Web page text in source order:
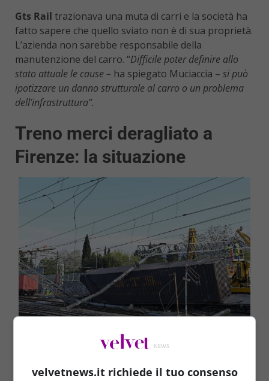
Gts Rail trazionava una muta di carri e la società ha
fatto sapere che quello sviato non è di sua proprietà.
L’azienda non sarebbe responsabile della
manutenzione del carro. “Difficile poter definire allo
stato attuale le cause – ha spiegato Muciaccia – si può
ipotizzare un danno strutturale al carro o un problema
dell’infrastruttura”.
Treno merci deragliato a
Firenze: la situazione
Treno deragliato a Firenze, cancellazioni e ritardi in
velvetnews.it richiede il tuo consenso